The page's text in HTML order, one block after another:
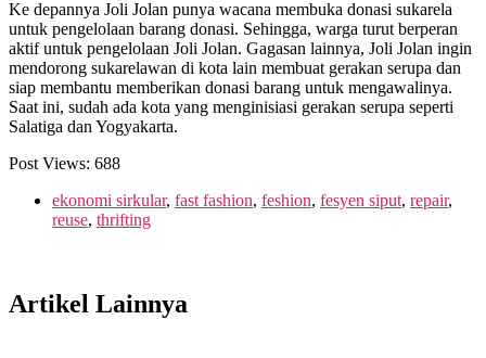
Ke depannya Joli Jolan punya wacana membuka donasi sukarela
untuk pengelolaan barang donasi. Sehingga, warga turut berperan
aktif untuk pengelolaan Joli Jolan. Gagasan lainnya, Joli Jolan ingin
mendorong sukarelawan di kota lain membuat gerakan serupa dan
siap membantu memberikan donasi barang untuk mengawalinya.
Saat ini, sudah ada kota yang menginisiasi gerakan serupa seperti
Salatiga dan Yogyakarta.
Post Views: 688
ekonomi sirkular, fast fashion, feshion, fesyen siput, repair,
reuse, thrifting
Artikel Lainnya